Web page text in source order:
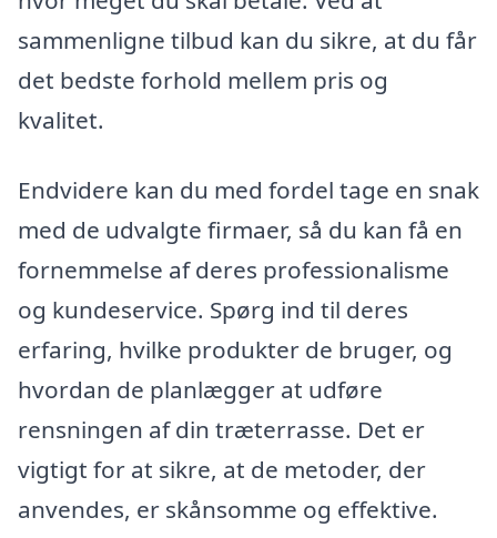
sammenligne tilbud kan du sikre, at du får
det bedste forhold mellem pris og
kvalitet.
Endvidere kan du med fordel tage en snak
med de udvalgte firmaer, så du kan få en
fornemmelse af deres professionalisme
og kundeservice. Spørg ind til deres
erfaring, hvilke produkter de bruger, og
hvordan de planlægger at udføre
rensningen af din træterrasse. Det er
vigtigt for at sikre, at de metoder, der
anvendes, er skånsomme og effektive.